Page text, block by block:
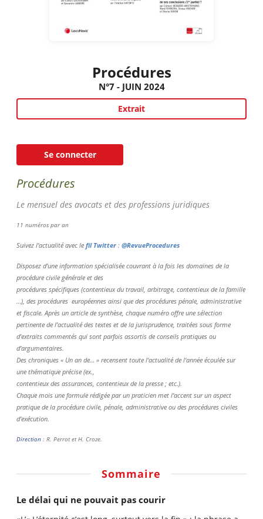
Procédures
N°7 - JUIN 2024
Extrait
Se connecter
Procédures
Le mensuel des avocats et des professions juridiques
11 numéros par an
Suivez l’actualité avec le fil Twitter : @RevueProcedures
Disposez d’une information spécialisée couvrant à la fois les domaines de la
procédure civile générale et des
procédures spécifiques (contentieux du travail, arbitrage, contentieux de la famille
…), des procédures européennes ainsi que des procédures pénale, administrative
et fiscale. Après un article de synthèse, chaque numéro offre une sélection
pertinente de l’actualité des textes et de la jurisprudence, traitées sous forme
d’extraits commentés qui sont parfois assortis de conseils pratiques ou
d’argumentaires.
Des chroniques « Un an de… » recensent toute l’actualité de l’année écoulée sur
une thématique précise (ex.,
contentieux des assurances, contentieux de la presse ; etc.).
Chaque mois une formule rédigée par un praticien met l’accent sur un aspect
pratique de la procédure civile, pénale, administrative ou des procédures civiles
d’exécution.
Direction : R. Perrot et H. Croze.
Sommaire
Le délai qui ne pouvait pas courir